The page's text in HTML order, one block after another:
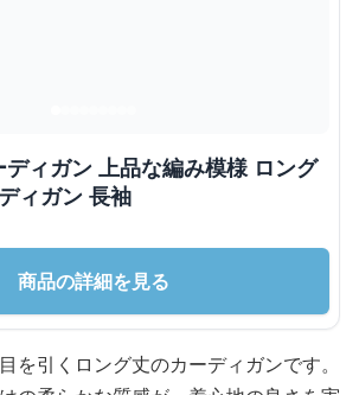
ディガン 上品な編み模様 ロング
ィガン 長袖
商品の詳細を見る
を引くロング丈のカーディガンです。